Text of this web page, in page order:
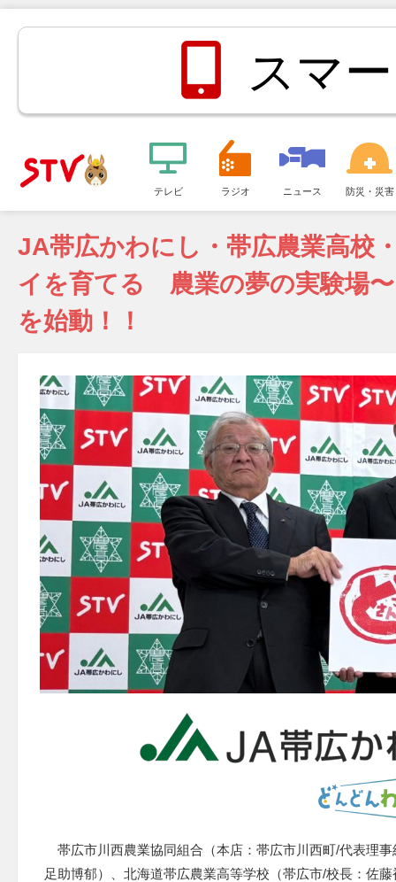
ＳＴＶ札
幌テレビ
スマ
メ
ュ
ー
テレビ ラジオ ニュース 防災・災害
JA帯広かわにし・帯広農業高校
イを育てる 農業の夢の実験場
を始動！！
帯広市川西農業協同組合（本店：帯広市川西町/代表理事
足助博郁）、北海道帯広農業高等学校（帯広市/校長：佐